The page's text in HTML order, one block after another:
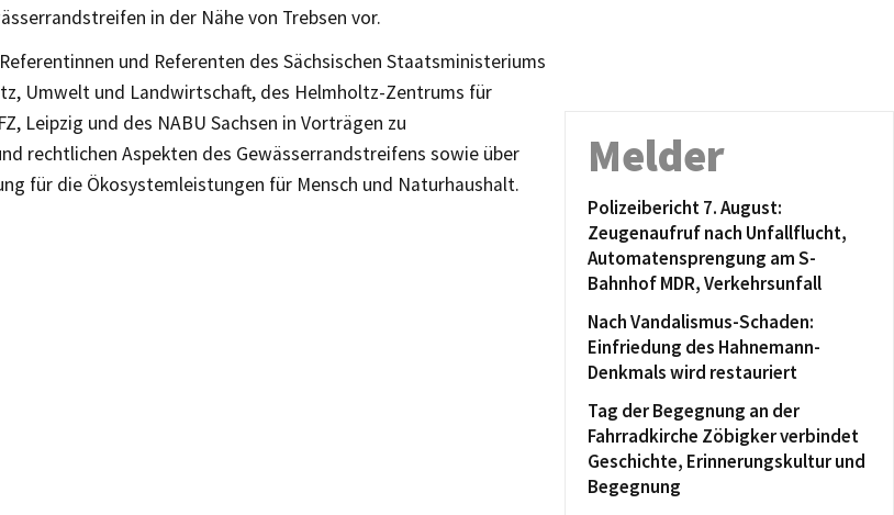
in der Nähe von Trebsen vor.
und Referenten des Sächsischen Staatsministeriums
Umwelt und Landwirtschaft, des Helmholtz-Zentrums für
Leipzig und des NABU Sachsen in Vorträgen zu
rechtlichen Aspekten des Gewässerrandstreifens sowie über
für die Ökosystemleistungen für Mensch und Naturhaushalt.
Melder
Polizeibericht 7. August:
Zeugenaufruf nach Unfallflucht,
Automatensprengung am S-
Bahnhof MDR, Verkehrsunfall
Nach Vandalismus-Schaden:
Einfriedung des Hahnemann-
Denkmals wird restauriert
Tag der Begegnung an der
Fahrradkirche Zöbigker verbindet
Geschichte, Erinnerungskultur und
Begegnung